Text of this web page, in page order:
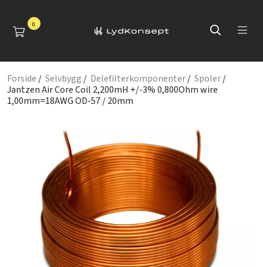
0
Forside / Selvbygg / Delefilterkomponenter/ Spoler/
Jantzen Air Core Coil 2,200mH +/-3% 0,800Ohm wire
1,00mm=18AWG OD-57 / 20mm